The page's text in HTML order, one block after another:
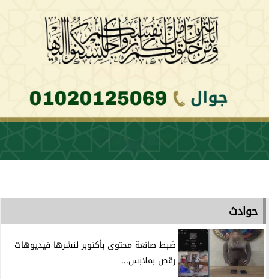
حوادث
ضبط صانعة محتوى بأكتوبر لنشرها فيديوهات
رقص بملابس...